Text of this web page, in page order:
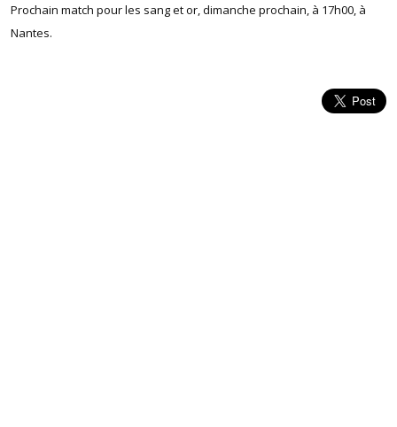
Prochain match pour les sang et or, dimanche prochain, à 17h00, à
Nantes.